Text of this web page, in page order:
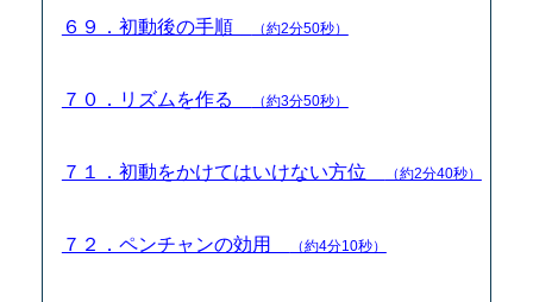
６９．初動後の手順 （約2分50秒）
７０．リズムを作る （約3分50秒）
７１．初動をかけてはいけない方位 （約2分40秒）
７２．ペンチャンの効用 （約4分10秒）